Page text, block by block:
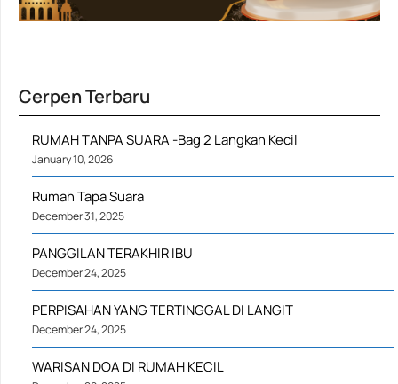
Cerpen Terbaru
RUMAH TANPA SUARA -Bag 2 Langkah Kecil
January 10, 2026
Rumah Tapa Suara
December 31, 2025
PANGGILAN TERAKHIR IBU
December 24, 2025
PERPISAHAN YANG TERTINGGAL DI LANGIT
December 24, 2025
WARISAN DOA DI RUMAH KECIL